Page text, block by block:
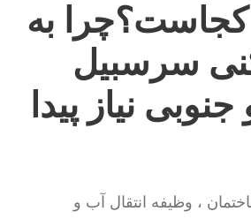
به
سرسبیل
نیاز پیدا
، وظیفه انتقال آب و